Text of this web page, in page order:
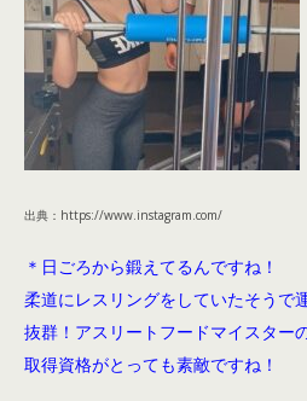
出典：https://www.instagram.com/
＊日ごろから鍛えてるんですね！
柔道にレスリングをしていたそうで
抜群！アスリートフードマイスター
取得資格がとっても素敵ですね！